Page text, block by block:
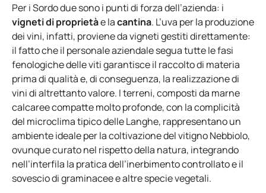
Per i Sordo due sono i punti di forza dell’azienda: i
vigneti di proprietàe lacantina. L’uva per la produzione
dei vini, infatti, proviene da vigneti gestiti direttamente:
il fatto che il personale aziendale segua tutte le fasi
fenologiche delle viti garantisce il raccolto di materia
prima di qualità e, di conseguenza, la realizzazione di
vini di altrettanto valore. I terreni, composti da marne
calcaree compatte molto profonde, con la complicità
del microclima tipico delle Langhe, rappresentano un
ambiente ideale per la coltivazione del vitigno Nebbiolo,
ovunque curato nel rispetto della natura, integrando
nell’interfila la pratica dell’inerbimento controllato e il
sovescio di graminacee e altre specie vegetali.